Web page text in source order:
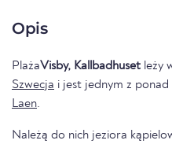
Opis
PlażaVisby, Kallbadhuset leży
Szwecja i jest jednym z ponad
Laen.
Należą do nich jeziora